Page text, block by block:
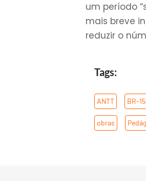
um período
mais breve
reduzir o
Tags:
ANTT BR-
obras